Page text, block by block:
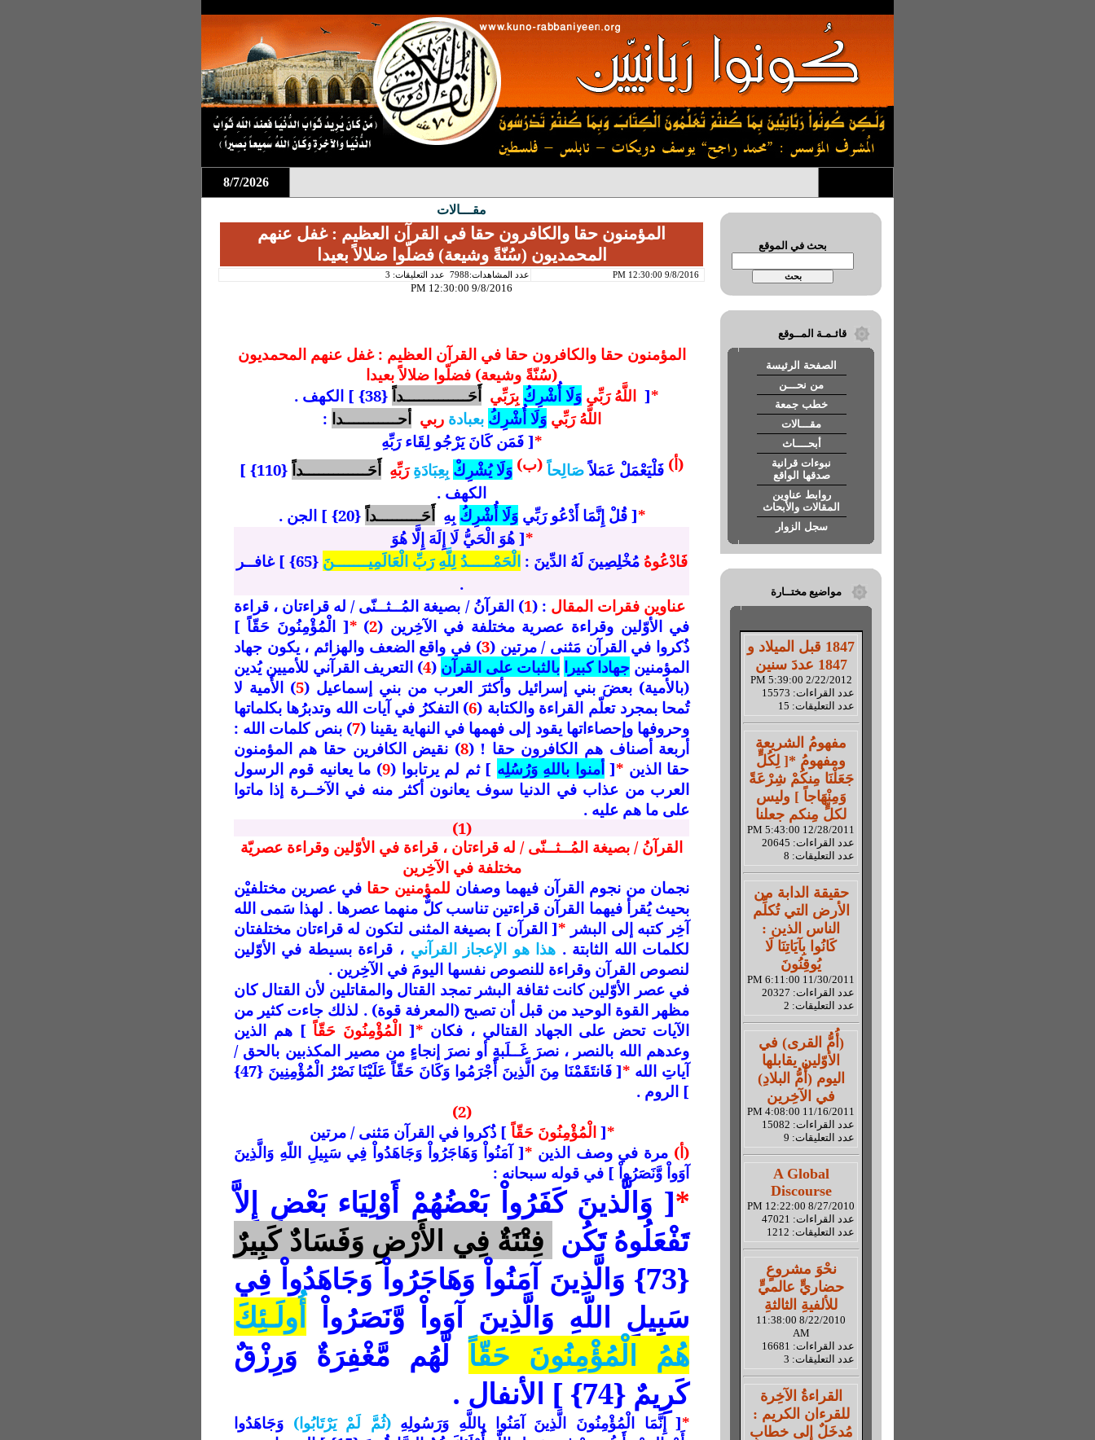
8/7/2026
بحث في الموقع
قائـمـة المــوقع
الصفحة الرئيسة
من نحـــن
خطب جمعة
مقـــالات
أبحــــاث
نبوءات قرانية
صدقها الواقع
روابط عناوين
المقالات والأبحاث
سجل الزوار
مواضيع مختــارة
1847 قبل الميلاد و
1847 عددَ سنين
2/22/2012 5:39:00 PM
عدد القراءات: 15573
عدد التعليقات: 15
مفهومُ الشريعة
ومفهومُ *[ لِكُلٍّ
جَعَلْنَا مِنكُمْ شِرْعَةً
وَمِنْهَاجاً ] وليس
لكلٍّ مِنكم جعلنا
12/28/2011 5:43:00 PM
عدد القراءات: 20645
عدد التعليقات: 8
حقيقة الدابة من
الأرض التي تُكلِّم
الناس الذين :
كَانُوا بِآيَاتِنَا لَا
يُوقِنُونَ
11/30/2011 6:11:00 PM
عدد القراءات: 20327
عدد التعليقات: 2
(أُمُّ القرى) في
الأوّلين يقابلها
اليوم (أُمُّ البلادِ)
في الآخِرين
11/16/2011 4:08:00 PM
عدد القراءات: 15082
عدد التعليقات: 9
A Global
Discourse
8/27/2010 12:22:00 PM
عدد القراءات: 47021
عدد التعليقات: 1212
نحْوَ مشروعٍ
حضاريٍّ عالميٍّ
للألفيةِ الثالثةِ
8/22/2010 11:38:00
AM
عدد القراءات: 16681
عدد التعليقات: 3
القراءةُ الآخِرة
للقرءان الكريم :
مُدخَلٌ إلى خطابٍ
مقـــالات
المؤمنون حقا والكافرون حقا في القرآن العظيم : غفل عنهم
المحمديون (سُنّةً وشيعة) فضلّوا ضلالاً بعيدا
9/8/2016 12:30:00 PM عدد المشاهدات:7988 عدد التعليقات: 3
9/8/2016 12:30:00 PM
المؤمنون حقا والكافرون حقا في القرآن العظيم : غفل عنهم المحمديون
(سُنّةً وشيعة) فضلّوا ضلالاً بعيدا
*
[ اللَّهُ رَبِّي وَلَا أُشْرِكُ بِرَبِّي أَحَـــــــــــــداً {38} ] الكهف .
اللَّهُ رَبِّي وَلَا أُشْرِكُ بعبادة ربي أحـــــــــــدا :
*[ فَمَن كَانَ يَرْجُو لِقَاء رَبِّهِ
(أ) فَلْيَعْمَلْ عَمَلاًصَالِحاً (ب) وَلَا يُشْرِكْ بِعِبَادَةِرَبِّهِ أَحَـــــــــــــداً
{110} ]
الكهف .
*[ قُلْ إِنَّمَا أَدْعُو رَبِّيوَلَا أُشْرِكُ بِهِ أَحَـــــــــداً {20} ] الجن .
*[ هُوَ الْحَيُّ لَا إِلَهَ إِلَّا هُوَ
فَادْعُوهُ مُخْلِصِينَ لَهُ الدِّينَ :الْحَمْـــــدُ لِلَّهِ رَبِّ الْعَالَمِيـــــــنَ
{65} ] غافــر
.
عناوين فقرات المقال : (
1
)القرآنُ / بصيغة المُــثــنّى / له قراءتان ، قراءة
في الأوّلين وقراءة عصرية مختلفة في الآخِرين (
2
)
*[ الْمُؤْمِنُونَ حَقّاً ]
ذُكروا في القرآن مَثنى / مرتين(
3
) في واقع الضعف والهزائم ، يكون جهاد
المؤمنين جهادا كبيرا بالثبات على القرآن (
4) التعريف القرآني للأميين يُدين
(بالأمية) بعضَ بني إسرائيل وأكثرَ العرب من بني إسماعيل (
5) الأُمية لا
تُمحا بمجرد تعلّم القراءة والكتابة (6) التفكرُ في آيات الله وتدبرُها بكلماتها
وحروفها وإحصاءاتها يقود إلى فهمها في النهاية يقينا (
7) بنص كلمات الله :
أربعة أصناف هم الكافرون حقا ! (
8
) نقيض الكافرين حقا هم المؤمنون
حقا الذين *
[أمنوا باللهِ وَرُسُلِه ] ثم لم يرتابوا (
9) ما يعانيه قوم الرسول
العرب من عذاب في الدنيا سوف يعانون أكثر منه في الآخــرة إذا ماتوا
على ما هم عليه .
(1)
القرآنُ / بصيغة المُــثــنّى / له قراءتان ، قراءة في الأوّلين وقراءة عصريّة
مختلفة في الآخِرين
نجمان من نجوم القرآن فيهما وصفان للمؤمنين حقا في عصرين مختلفيْن
بحيث يُقرأ فيهما القرآن قراءتين تناسب كلٌّ منهما عصرها . لهذا سَمى الله
آخِر كتبه إلى البشر *[ القرآن ] بصيغة المثنى لتكون له قراءتان مختلفتان
لكلمات الله الثابتة . هذا هو الإعجاز القرآني ، قراءة بسيطة في الأوّلين
لنصوص القرآن وقراءة للنصوص نفسها اليومَ في الآخِرين .
في عصر الأوّلين كانت ثقافة البشر تمجد القتال والمقاتلين لأن القتال كان
مظهر القوة الوحيد من قبل أن تصبح (المعرفة قوة) . لذلك جاءت كثير من
الآيات تحض على الجهاد القتالي ، فكان *
[ الْمُؤْمِنُونَ حَقّاً] هم الذين
وعدهم الله بالنصر ، نصرَ غَــلَبةٍ أو نصرَ إنجاءٍ من مصير المكذبين بالحق /
آياتِ الله *
[ فَانتَقَمْنَا مِنَ الَّذِينَ أَجْرَمُوا وَكَانَ حَقّاً عَلَيْنَا نَصْرُ الْمُؤْمِنِينَ {47}
] الروم .
(2)
*
[الْمُؤْمِنُونَ حَقّاً ] ذُكروا في القرآن مَثنى / مرتين
(أ) مرة في وصف الذين*[ آمَنُواْ وَهَاجَرُواْ وَجَاهَدُواْ فِي سَبِيلِ اللّهِ وَالَّذِينَ
آوَواْ وَّنَصَرُواْ ] في قوله سبحانه :
*[ وَالَّذينَ كَفَرُواْ بَعْضُهُمْ أَوْلِيَاء بَعْضٍ إِلاَّ
تَفْعَلُوهُ تَكُن فِتْنَةٌ فِي الأَرْضِ وَفَسَادٌ كَبِيرٌ
{73} وَالَّذِينَ آمَنُواْ وَهَاجَرُواْ وَجَاهَدُواْ فِي
سَبِيلِ اللّهِ وَالَّذِينَ آوَواْ وَّنَصَرُواْأُولَـئِكَ
هُمُ الْمُؤْمِنُونَ حَقّاًلَّهُم مَّغْفِرَةٌ وَرِزْقٌ
كَرِيمٌ {74} ] الأنفال .
*[ إِنَّمَا الْمُؤْمِنُونَ الَّذِينَ آمَنُوا بِاللَّهِ وَرَسُولِهِ(ثُمَّ لَمْ يَرْتَابُوا) وَجَاهَدُوا